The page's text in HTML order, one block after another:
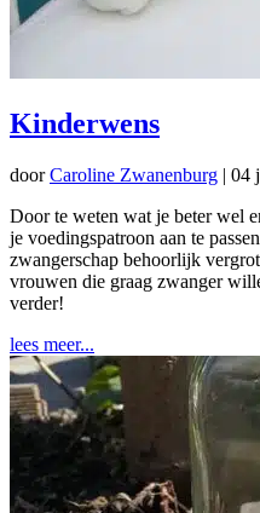
Kinderwens
doorCaroline Zwanenburg | 04
Door te weten wat je beter wel
je voedingspatroon aan te
zwangerschap behoorlijk
vrouwen die graag zwanger
verder!
lees meer...